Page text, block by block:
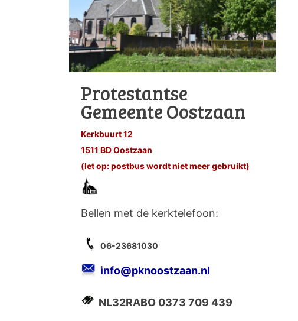
Protestantse
Gemeente Oostzaan
Kerkbuurt 12
1511 BD Oostzaan
(let op: postbus wordt niet meer gebruikt)
Bellen met de kerktelefoon:
06-23681030
info@pknoostzaan.nl
NL32RABO 0373 709 439